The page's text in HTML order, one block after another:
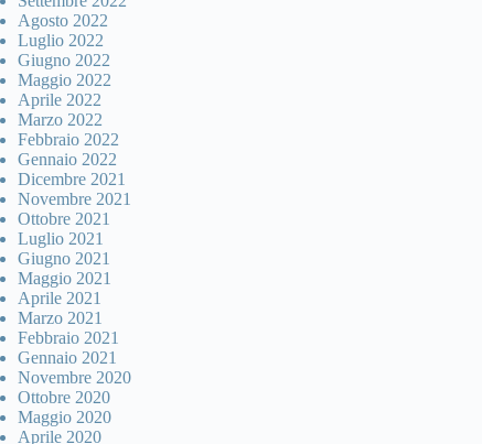
Agosto 2022
Luglio 2022
Giugno 2022
Maggio 2022
Aprile 2022
Marzo 2022
Febbraio 2022
Gennaio 2022
Dicembre 2021
Novembre 2021
Ottobre 2021
Luglio 2021
Giugno 2021
Maggio 2021
Aprile 2021
Marzo 2021
Febbraio 2021
Gennaio 2021
Novembre 2020
Ottobre 2020
Maggio 2020
Aprile 2020